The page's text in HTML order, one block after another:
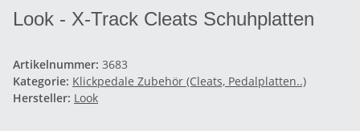
Look - X-Track Cleats Schuhplatten
Artikelnummer: 3683
Kategorie: Klickpedale Zubehör (Cleats, Pedalplatten..)
Hersteller: Look